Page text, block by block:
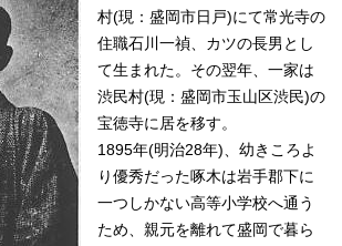
村(現：盛岡市日戸)にて常光寺の
住職石川一禎、カツの長男とし
て生まれた。その翌年、一家は
渋民村(現：盛岡市玉山区渋民)の
宝徳寺に居を移す。
1895年(明治28年)、幼きころよ
り優秀だった啄木は岩手郡下に
一つしかない高等小学校へ通う
ため、親元を離れて盛岡で暮ら